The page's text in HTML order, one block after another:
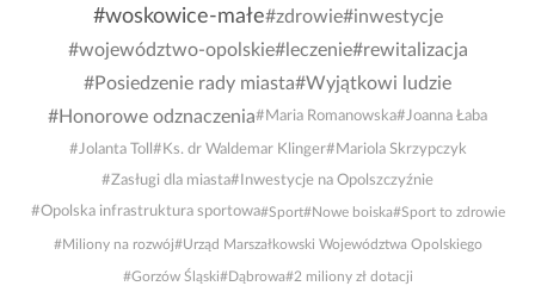
#woskowice-małe#zdrowie#inwestycje
#województwo-opolskie#leczenie#rewitalizacja
#Posiedzenie rady miasta#Wyjątkowi ludzie
#Honorowe odznaczenia#Maria Romanowska#Joanna Łaba
#Jolanta Toll #Ks. dr Waldemar Klinger#Mariola Skrzypczyk
#Zasługi dla miasta#Inwestycje na Opolszczyźnie
#Opolska infrastruktura sportowa#Sport#Nowe boiska#Sport to zdrowie
#Miliony na rozwój#Urząd Marszałkowski Województwa Opolskiego
#Gorzów Śląski#Dąbrowa#2 miliony zł dotacji